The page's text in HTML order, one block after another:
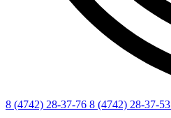
8 (4742) 28-37-76 8 (4742) 28-37-53